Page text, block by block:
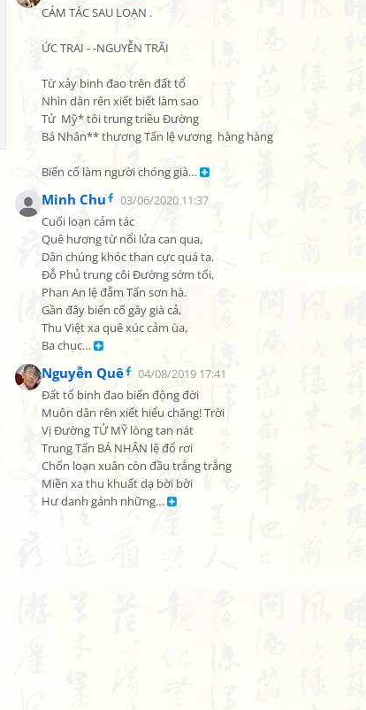
CẢM TÁC SAU LOẠN .
ỨC TRAI - -NGUYỄN TRÃI
Từ xảy binh đao trên đất tổ
Nhìn dân rên xiết biết làm sao
Tử  Mỹ* tôi trung triều Đường
Bá Nhân** thương Tấn lệ vương  hàng hàng
Biến cố làm người chóng già…
Minh Chu
03/06/2020 11:37
Cuối loạn cảm tác
Quê hương từ nổi lửa can qua,
Dân chúng khóc than cực quá ta.
Đỗ Phủ trung côi Đường sớm tối,
Phan An lệ đẫm Tấn sơn hà.
Gần đây biến cố gây già cả,
Thu Việt xa quê xúc cảm ùa,
Ba chục…
Nguyễn Quê
04/08/2019 17:41
Đất tổ binh đao biến động đời
Muôn dân rên xiết hiểu chăng! Trời
Vị Đường TỬ MỸ lòng tan nát
Trung Tấn BÁ NHÂN lệ đổ rơi
Chốn loạn xuân còn đầu trắng trắng
Miền xa thu khuất dạ bời bời
Hư danh gánh những…